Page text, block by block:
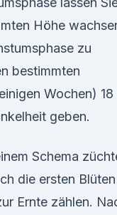
Höhe
zu
bestimmten
Wochen) 18
geben.
Schema
die ersten Blüten
Ernte zählen.